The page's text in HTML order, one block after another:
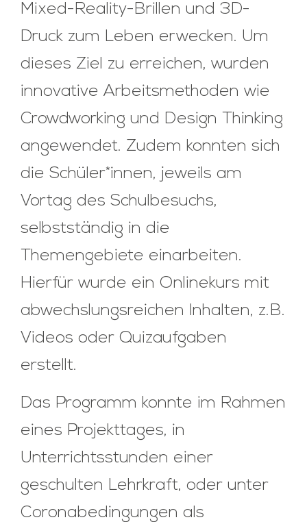
Mixed-Reality-Brillen und 3D-
Druck zum Leben erwecken. Um
dieses Ziel zu erreichen, wurden
innovative Arbeitsmethoden wie
Crowdworking und Design Thinking
angewendet. Zudem konnten sich
die Schüler*innen, jeweils am
Vortag des Schulbesuchs,
selbstständig in die
Themengebiete einarbeiten.
Hierfür wurde ein Onlinekurs mit
abwechslungsreichen Inhalten, z.B.
Videos oder Quizaufgaben
erstellt.
Das Programm konnte im Rahmen
eines Projekttages, in
Unterrichtsstunden einer
geschulten Lehrkraft, oder unter
Coronabedingungen als